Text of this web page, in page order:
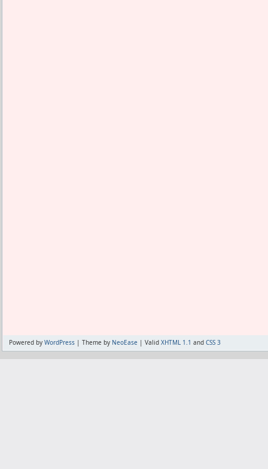
Powered by WordPress | Theme by NeoEase | Valid XHTML 1.1 and CSS 3